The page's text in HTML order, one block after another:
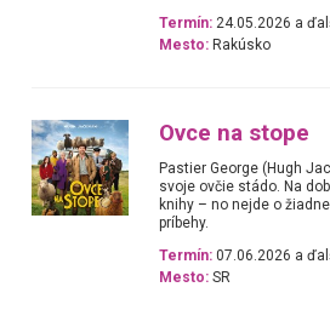
Termín: 24.05.2026 a
Mesto: Rakúsko
Ovce na stope
Pastier George (Hugh
svoje ovčie stádo. Na
knihy – no nejde o
príbehy.
Termín: 07.06.2026 a
Mesto: SR